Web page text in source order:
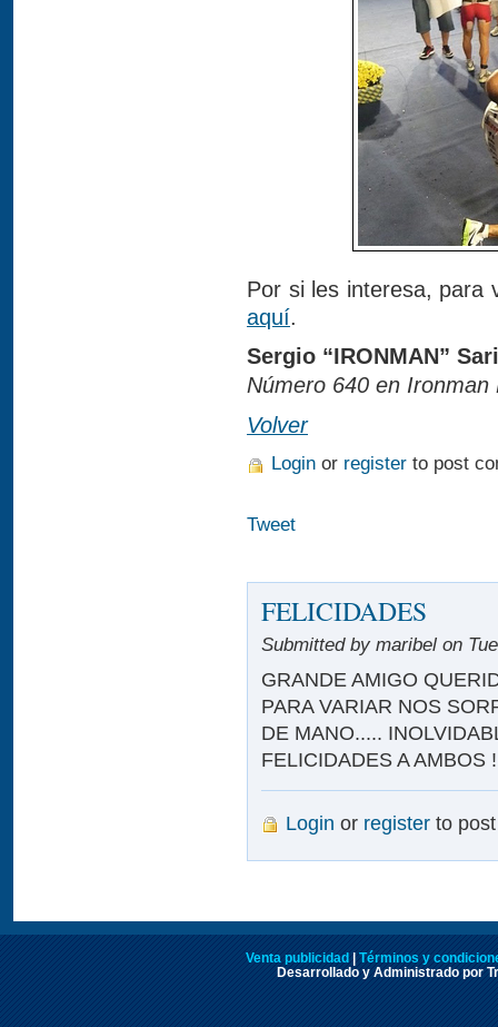
Por si les interesa, para
aquí.
Sergio “IRONMAN”
Número 640 en Ironman
Volver
Login or register to post
Tweet
FELICIDADES
Submitted by maribel on
GRANDE AMIGO
PARA VARIAR NOS
DE MANO.....
FELICIDADES A AMBOS
Login or register to
Venta publicidad
Términos y
Desarrollado y Administrado por